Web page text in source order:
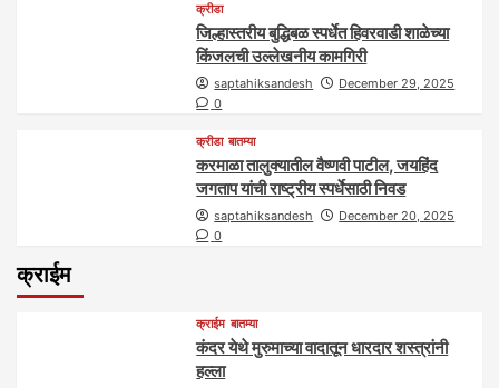
क्रीडा
जिल्हास्तरीय बुद्धिबळ स्पर्धेत हिवरवाडी शाळेच्या
किंजलची उल्लेखनीय कामगिरी
saptahiksandesh
December 29, 2025
0
क्रीडा बातम्या
करमाळा तालुक्यातील वैष्णवी पाटील, जयहिंद
जगताप यांची राष्ट्रीय स्पर्धेसाठी निवड
saptahiksandesh
December 20, 2025
0
क्राईम
क्राईम बातम्या
कंदर येथे मुरुमाच्या वादातून धारदार शस्त्रांनी
हल्ला